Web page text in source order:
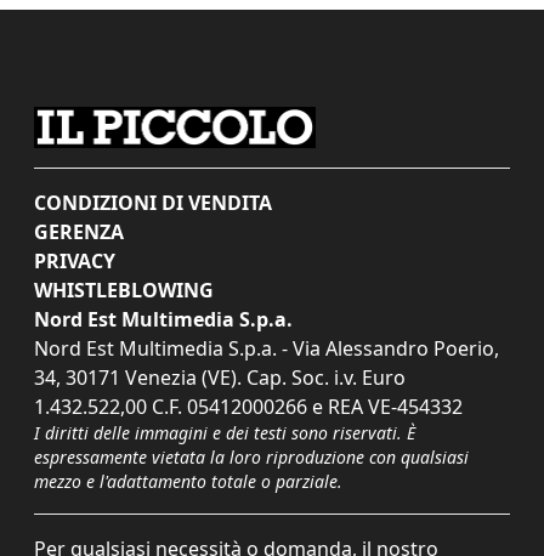
CONDIZIONI DI VENDITA
GERENZA
PRIVACY
WHISTLEBLOWING
Nord Est Multimedia S.p.a.
Nord Est Multimedia S.p.a. - Via Alessandro Poerio,
34, 30171 Venezia (VE). Cap. Soc. i.v. Euro
1.432.522,00 C.F. 05412000266 e REA VE-454332
I diritti delle immagini e dei testi sono riservati. È
espressamente vietata la loro riproduzione con qualsiasi
mezzo e l'adattamento totale o parziale.
Per qualsiasi necessità o domanda, il nostro